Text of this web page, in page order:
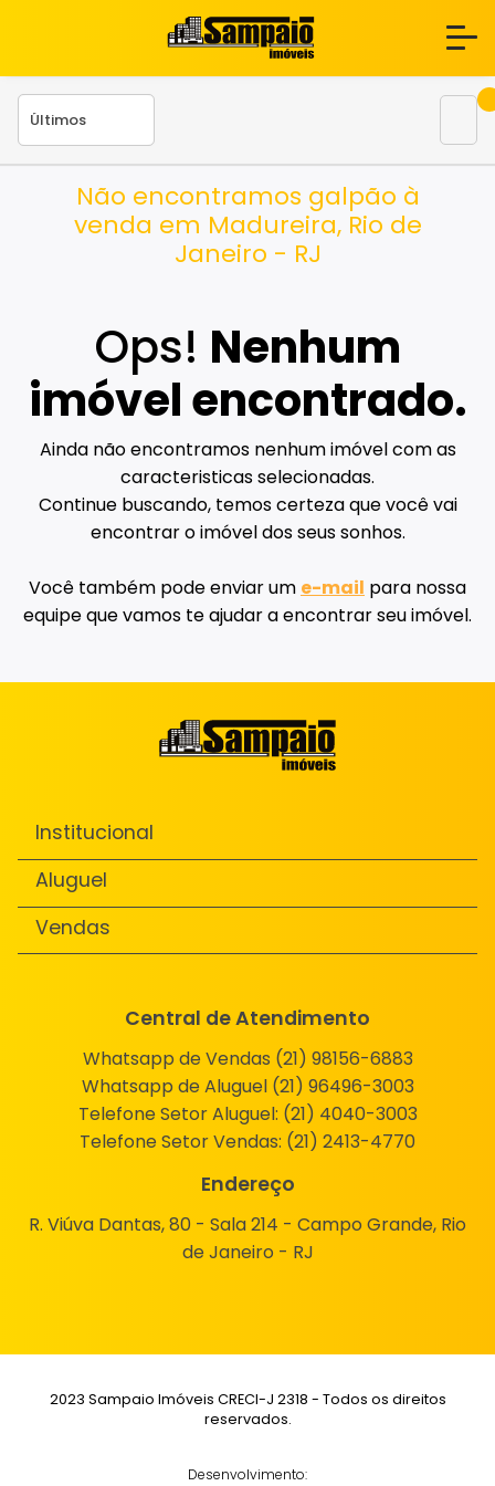
Não encontramos galpão à
venda em Madureira, Rio de
Janeiro - RJ
Ops! Nenhum
imóvel encontrado.
Ainda não encontramos nenhum imóvel com as
caracteristicas selecionadas.
Continue buscando, temos certeza que você vai
encontrar o imóvel dos seus sonhos.
Você também pode enviar um e-mail para nossa
equipe que vamos te ajudar a encontrar seu imóvel.
Institucional
Aluguel
Vendas
Central de Atendimento
Whatsapp de Vendas (21) 98156-6883
Whatsapp de Aluguel (21) 96496-3003
Telefone Setor Aluguel: (21) 4040-3003
Telefone Setor Vendas: (21) 2413-4770
Endereço
R. Viúva Dantas, 80 - Sala 214 - Campo Grande, Rio
de Janeiro - RJ
2023 Sampaio Imóveis CRECI-J 2318 - Todos os direitos
reservados.
Desenvolvimento: